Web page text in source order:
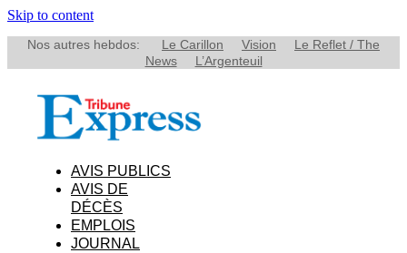
Skip to content
Nos autres hebdos: Le Carillon Vision
Le Reflet / The
News
L’Argenteuil
AVIS PUBLICS
AVIS DE
DÉCÈS
EMPLOIS
JOURNAL